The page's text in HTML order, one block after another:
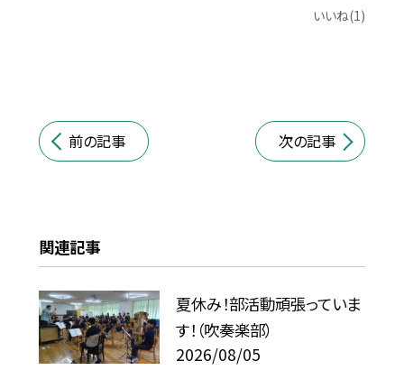
いいね(1)
前の記事 次の記事
関連記事
夏休み！部活動頑張っていま
す！（吹奏楽部）
2026/08/05